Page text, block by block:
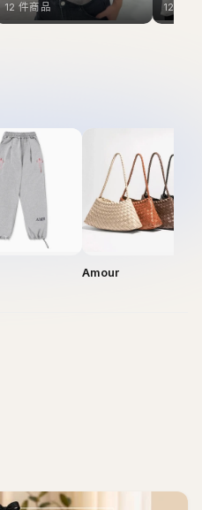
12 件商品 12
Amour